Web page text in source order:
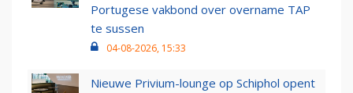
Portugese vakbond over overname TAP
te sussen
04-08-2026, 15:33
Nieuwe Privium-lounge op Schiphol opent